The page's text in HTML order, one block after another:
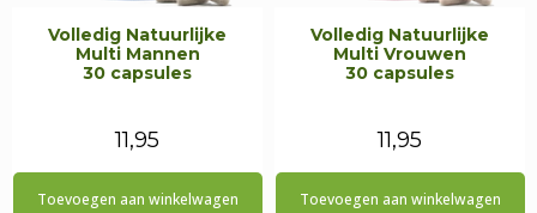
Volledig Natuurlijke
Multi Mannen
30 capsules
11,95
Toevoegen aan winkelwagen
Volledig Natuurlijke
Multi Vrouwen
30 capsules
11,95
Toevoegen aan winkelwagen